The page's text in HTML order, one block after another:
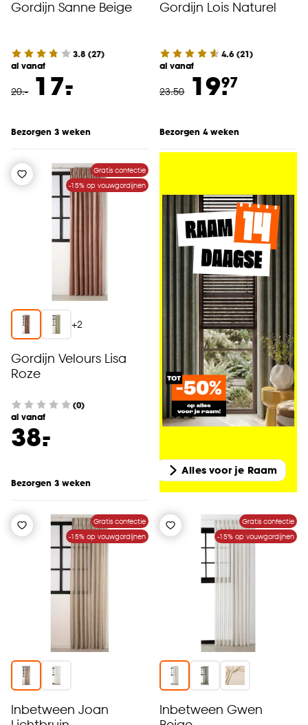
Gordijn Sanne Beige
3.8 (27)
al vanaf
20.- 17.
-
Bezorgen 3 weken
Gordijn Lois Naturel
4.6 (21)
al vanaf
23.50 19.97
Bezorgen 4 weken
Gratis confectie
-15% op vouwgordijnen
+2
Gordijn Velours Lisa
Roze
(0)
al vanaf
38.
-
Bezorgen 3 weken
Alles voor je Raam
Gratis confectie
-15% op vouwgordijnen
Inbetween Joan
Gratis confectie
-15% op vouwgordijnen
Inbetween Gwen